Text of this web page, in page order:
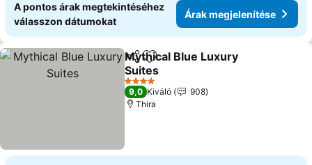
A pontos árak megtekintéséhez
válasszon dátumokat
Árak megjelenítése
Megosztás
Hozzáadás a kedvencekhez
Mythical Blue Luxury
Suites
4 Kategória
9,0 Kiváló
908
Thira